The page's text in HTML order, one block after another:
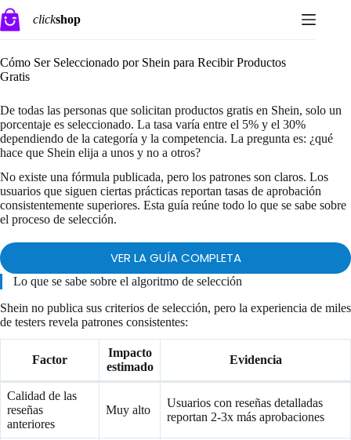
Saltar
al
contenido
clickshop
Cómo Ser Seleccionado por Shein para Recibir Productos
Gratis
De todas las personas que solicitan productos gratis en Shein, solo un
porcentaje es seleccionado. La tasa varía entre el 5% y el 30%
dependiendo de la categoría y la competencia. La pregunta es: ¿qué
hace que Shein elija a unos y no a otros?
No existe una fórmula publicada, pero los patrones son claros. Los
usuarios que siguen ciertas prácticas reportan tasas de aprobación
consistentemente superiores. Esta guía reúne todo lo que se sabe sobre
el proceso de selección.
VER LA GUÍA COMPLETA
Lo que se sabe sobre el algoritmo de selección
Shein no publica sus criterios de selección, pero la experiencia de miles
de testers revela patrones consistentes:
Factor
Impacto
estimado
Evidencia
Calidad de las
reseñas
anteriores
Muy alto
Usuarios con reseñas detalladas
reportan 2-3x más aprobaciones